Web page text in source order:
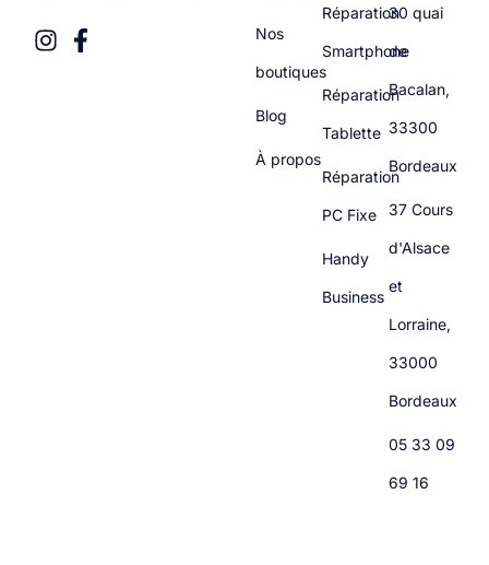
Nos
boutiques
Blog
À propos
Réparation
Smartphone
Réparation
Tablette
Réparation
PC Fixe
Handy
Business
30 quai
de
Bacalan,
33300
Bordeaux
37 Cours
d'Alsace
et
Lorraine,
33000
Bordeaux
05 33 09
69 16